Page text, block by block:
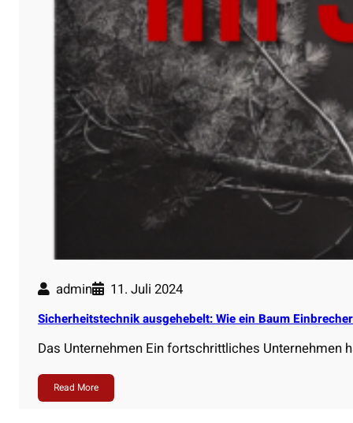
admin 11. Juli 2024
Sicherheitstechnik ausgehebelt: Wie ein Baum
Das Unternehmen Ein fortschrittliches Unternehmen
Read More